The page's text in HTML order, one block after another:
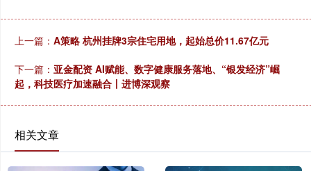
上一篇： A策略 杭州挂牌3宗住宅用地，起始总价11.67亿元
下一篇： 亚金配资 AI赋能、数字健康服务落地、“银发经济”崛
起，科技医疗加速融合丨进博深观察
相关文章